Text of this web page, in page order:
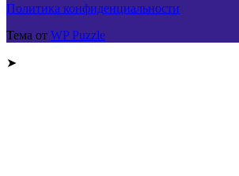
Политика конфиденциальности
Тема от WP Puzzle
➤